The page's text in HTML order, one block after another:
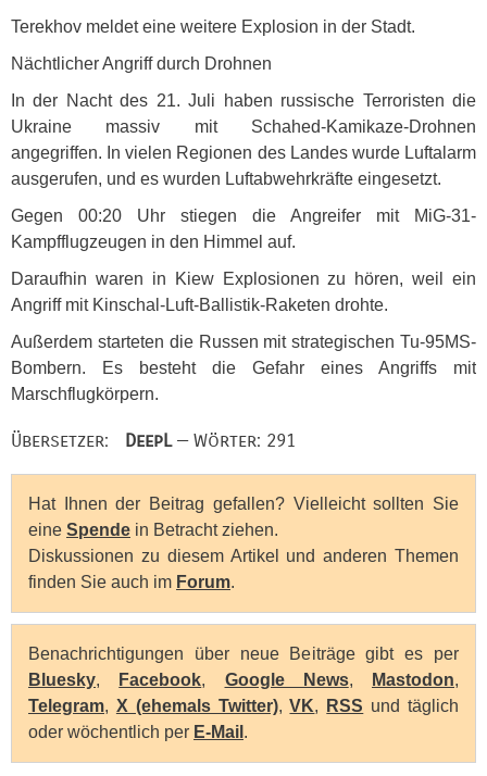
Terekhov meldet eine weitere Explosion in der Stadt.
Nächtlicher Angriff durch Drohnen
In der Nacht des 21. Juli haben russische Terroristen die
Ukraine massiv mit Schahed-Kamikaze-Drohnen
angegriffen. In vielen Regionen des Landes wurde Luftalarm
ausgerufen, und es wurden Luftabwehrkräfte eingesetzt.
Gegen 00:20 Uhr stiegen die Angreifer mit MiG-31-
Kampfflugzeugen in den Himmel auf.
Daraufhin waren in Kiew Explosionen zu hören, weil ein
Angriff mit Kinschal-Luft-Ballistik-Raketen drohte.
Außerdem starteten die Russen mit strategischen Tu-95MS-
Bombern. Es besteht die Gefahr eines Angriffs mit
Marschflugkörpern.
Übersetzer: DeepL— Wörter: 291
Hat Ihnen der Beitrag gefallen? Vielleicht sollten Sie
eine Spende in Betracht ziehen.
Diskussionen zu diesem Artikel und anderen Themen
finden Sie auch im Forum.
Benachrichtigungen über neue Beiträge gibt es per
Bluesky, Facebook, Google News, Mastodon,
Telegram, X (ehemals Twitter),VK, RSS und täglich
oder wöchentlich per E-Mail .